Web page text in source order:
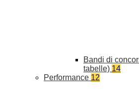
Bandi di
tabelle) 14
Performance 12